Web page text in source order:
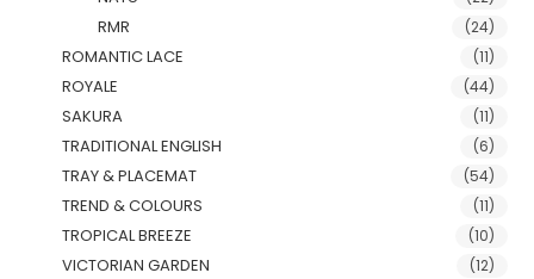
RMR (24)
ROMANTIC LACE (11)
ROYALE (44)
SAKURA (11)
TRADITIONAL ENGLISH (6)
TRAY & PLACEMAT (54)
TREND & COLOURS (11)
TROPICAL BREEZE (10)
VICTORIAN GARDEN (12)